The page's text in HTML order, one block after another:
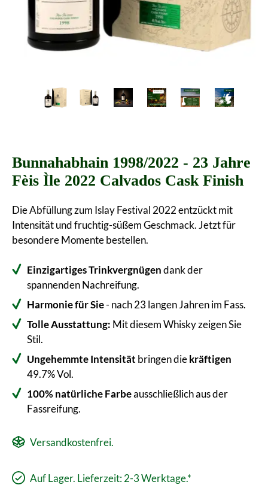
Bunnahabhain 1998/2022 - 23 Jahre
Fèis Ìle 2022 Calvados Cask Finish
Die Abfüllung zum Islay Festival 2022 entzückt mit
Intensität und fruchtig-süßem Geschmack. Jetzt für
besondere Momente bestellen.
Einzigartiges Trinkvergnügendank der
spannenden Nachreifung.
Harmonie für Sie- nach 23 langen Jahren im Fass.
Tolle Ausstattung: Mit diesem Whisky zeigen Sie
Stil.
Ungehemmte Intensität bringen diekräftigen
49.7% Vol.
100% natürliche Farbeausschließlich aus der
Fassreifung.
Versandkostenfrei.
Auf Lager. Lieferzeit: 2-3 Werktage.*